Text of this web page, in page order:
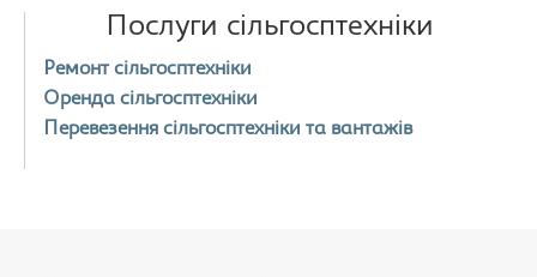
Послуги сільгосптехніки
Ремонт сільгосптехніки
Оренда сільгосптехніки
Перевезення сільгосптехніки та вантажів